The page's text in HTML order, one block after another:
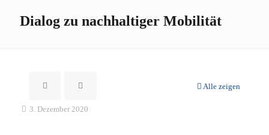
Dialog zu nachhaltiger Mobilität
Alle zeigen
3. Dezember 2020